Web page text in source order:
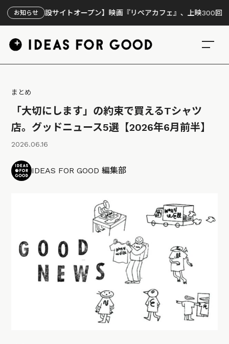
お知らせ
設サイトオープン】映画『リペアカフェ』、上映300回の先で見えて
まとめ
「大切にします」の約束で買えるTシャツ
店。グッドニュース5選【2026年6月前半】
2026.06.16
IDEAS FOR GOOD 編集部